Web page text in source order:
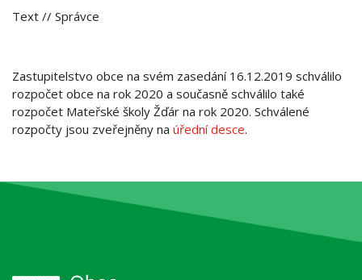
Text // Správce
Zastupitelstvo obce na svém zasedání 16.12.2019 schválilo
rozpočet obce na rok 2020 a současně schválilo také
rozpočet Mateřské školy Žďár na rok 2020. Schválené
rozpočty jsou zveřejněny na úřední desce.